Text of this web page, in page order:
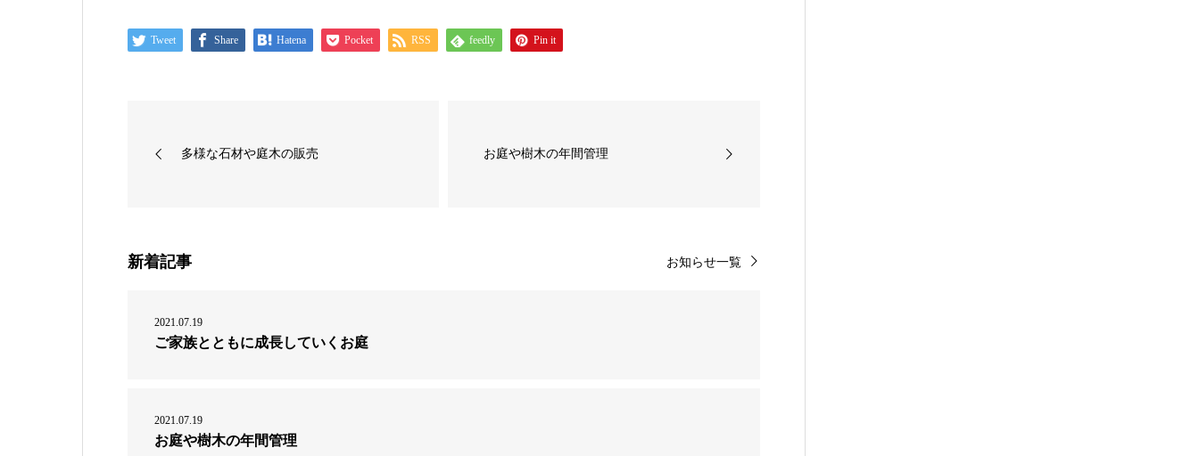
Tweet Share Hatena Pocket RSS feedly Pin it
多様な石材や庭木の販売 お庭や樹木の年間管理
新着記事 お知らせ一覧
2021.07.19
ご家族とともに成長していくお庭
2021.07.19
お庭や樹木の年間管理